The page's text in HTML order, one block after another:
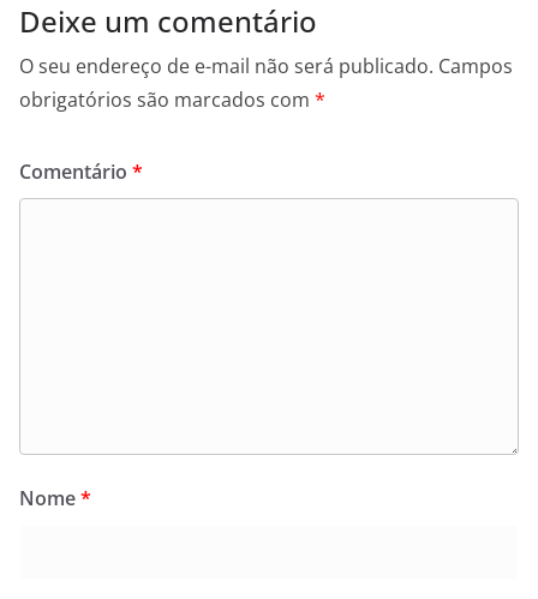
Deixe um comentário
O seu endereço de e-mail não será publicado. Campos
obrigatórios são marcados com *
Comentário *
Nome*